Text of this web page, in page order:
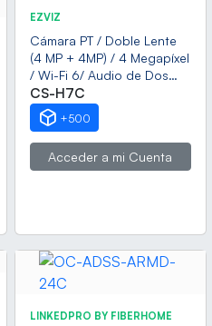
EZVIZ
Cámara PT / Doble Lente
(4 MP + 4MP) / 4 Megapíxel
/ Wi-Fi 6/ Audio de Dos
vías / IA Detección Humana
/ Visión Nocturna a Color /
Doble Banda 2.4 / 5GHz /
Uso en Interior / Vision
Nocturna Inteligente (Color
CS-H7C
+500
Acceder a mi Cuenta
LINKEDPRO BY FIBERHOME